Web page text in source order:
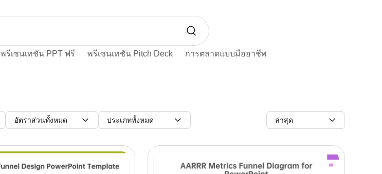
พรีเซนเทชัน PPT ฟรี พรีเซนเทชัน Pitch Deck
การตลาดแบบมืออาชีพ
อัตราส่วนทั้งหมด ประเภททั้งหมด ล่าสุด